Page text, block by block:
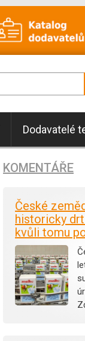
Dodavatelé
KOMENTÁŘE
České
historicky
kvůli tomu